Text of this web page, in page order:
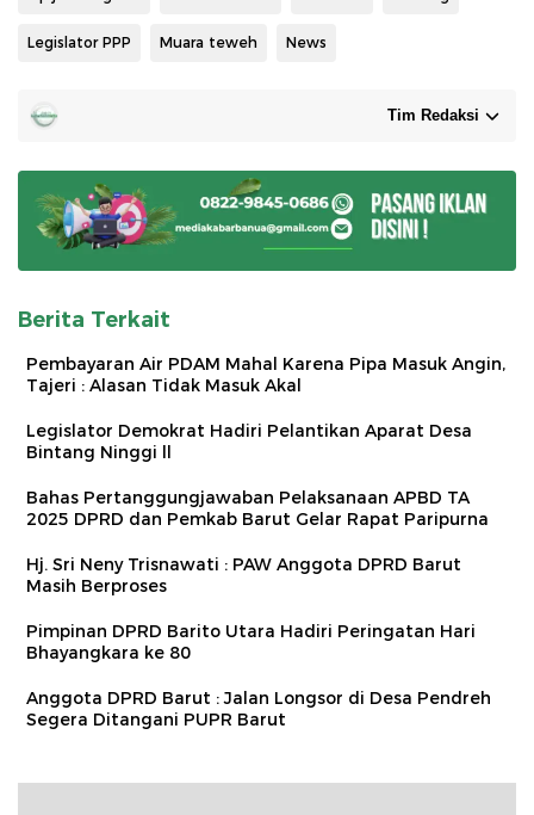
Legislator PPP Muara teweh News
Tim Redaksi
Berita Terkait
Pembayaran Air PDAM Mahal Karena Pipa Masuk Angin,
Tajeri : Alasan Tidak Masuk Akal
Legislator Demokrat Hadiri Pelantikan Aparat Desa
Bintang Ninggi ll
Bahas Pertanggungjawaban Pelaksanaan APBD TA
2025 DPRD dan Pemkab Barut Gelar Rapat Paripurna
Hj. Sri Neny Trisnawati : PAW Anggota DPRD Barut
Masih Berproses
Pimpinan DPRD Barito Utara Hadiri Peringatan Hari
Bhayangkara ke 80
Anggota DPRD Barut : Jalan Longsor di Desa Pendreh
Segera Ditangani PUPR Barut